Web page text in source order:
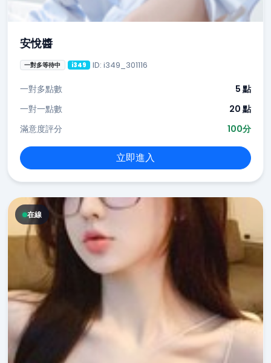
安悅醬
一對多等待中 i349 ID: i349_301116
一對多點數
5 點
一對一點數
20 點
滿意度評分
100分
立即進入
在線